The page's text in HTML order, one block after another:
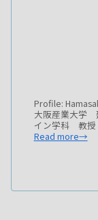
Profile:
大阪産業大学
イン学科 教授
Read more→